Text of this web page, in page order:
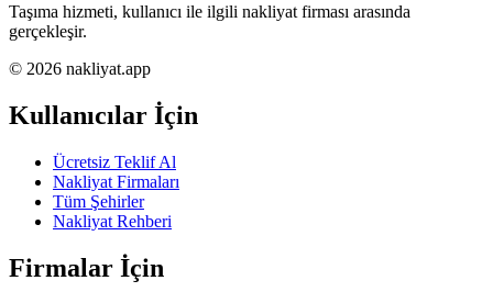
Taşıma hizmeti, kullanıcı ile ilgili nakliyat firması arasında
gerçekleşir.
© 2026 nakliyat.app
Kullanıcılar İçin
Ücretsiz Teklif Al
Nakliyat Firmaları
Tüm Şehirler
Nakliyat Rehberi
Firmalar İçin